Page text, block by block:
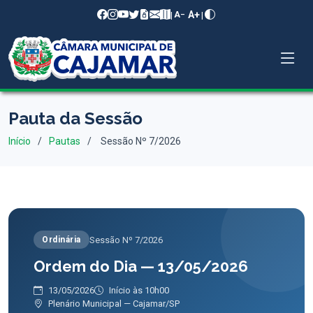
| A− A+|
Pauta da Sessão
Início Pautas Sessão Nº 7/2026
Ordinária Sessão Nº 7/2026
Ordem do Dia — 13/05/2026
13/05/2026
Início às 10h00
Plenário Municipal — Cajamar/SP